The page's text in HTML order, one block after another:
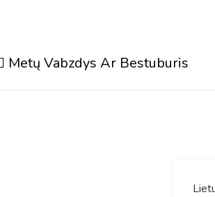
Metų Vabzdys Ar Bestuburis